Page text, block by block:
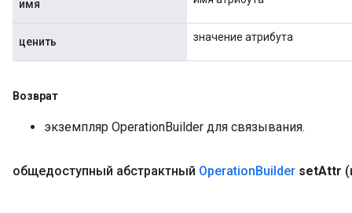
имя
ценить значение атрибута
Возврат
экземпляр OperationBuilder для связывания.
общедоступный абстрактный OperationBuilder setAttr